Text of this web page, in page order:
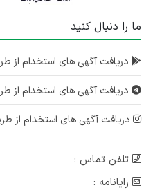
ما را دنبال کنید
دریافت آگهی های استخدام از
دریافت آگهی های استخدام از
دریافت آگهی های استخدام از
تلفن تماس :
رایانامه :